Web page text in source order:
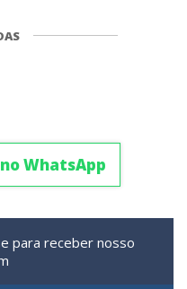
WhatsApp
para receber nosso